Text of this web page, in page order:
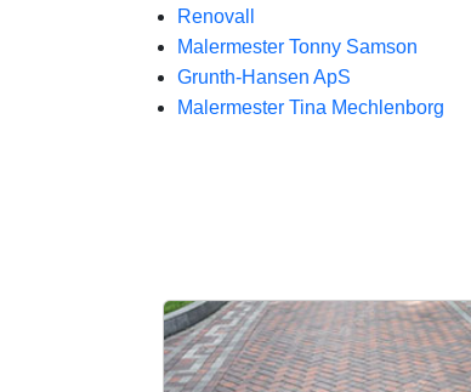
Renovall
Malermester Tonny Samson
Grunth-Hansen ApS
Malermester Tina Mechlenborg